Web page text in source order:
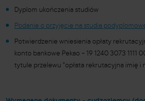
Dyplom ukończenia studiów
Podanie o przyjęcie na studia
Potwierdzenie wniesienia opłaty
konto bankowe Pekao – 19 1240 3073 1111
tytule przelewu "opłata rekrutacyjna imię i